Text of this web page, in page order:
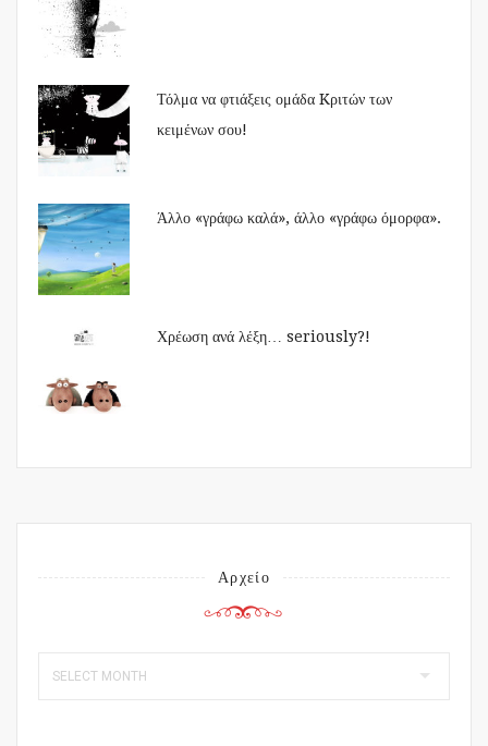
Τόλμα να φτιάξεις ομάδα Kριτών των
κειμένων σου!
Άλλο «γράφω καλά», άλλο «γράφω όμορφα».
Χρέωση ανά λέξη… seriously?!
Αρχείο